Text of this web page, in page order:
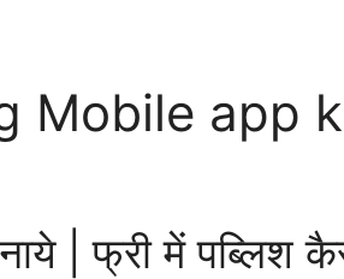
Mobile app
| फ्री में पब्लिश